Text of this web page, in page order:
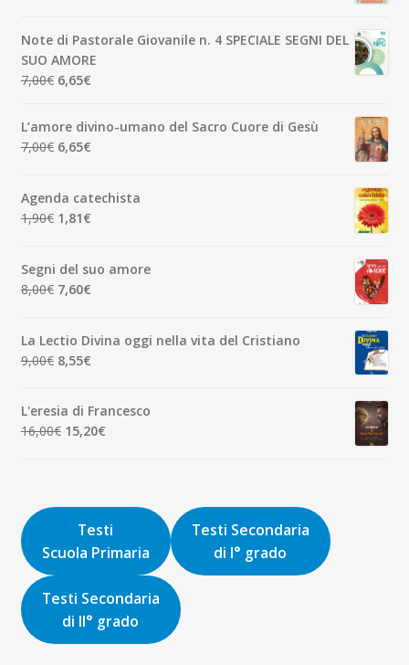
era:
5,00€.
è:
4,75€.
Note di Pastorale Giovanile n. 4 SPECIALE SEGNI DEL
SUO AMORE
7,00€ Il
originale
era:
7,00€.
6,65€Il
attuale
è:
L’amore divino-umano del Sacro Cuore di Gesù
7,00€ Il
era:
7,00€.
6,65€Il
è:
6,65€.
Agenda catechista
1,90€ Il
era:
1,90€.
1,81€Il
è:
1,81€.
Segni del suo amore
8,00€ Il
era:
8,00€.
7,60€Il
è:
7,60€.
La Lectio Divina oggi nella vita del Cristiano
9,00€ Il
era:
9,00€.
8,55€Il
è:
8,55€.
L'eresia di Francesco
16,00€ Il
16,00€.
15,20€Il
15,20€.
Testi
Scuola Primaria
Testi Secondaria
di I° grado
Testi Secondaria
di II° grado